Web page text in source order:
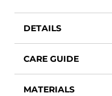
DETAILS
CARE GUIDE
MATERIALS